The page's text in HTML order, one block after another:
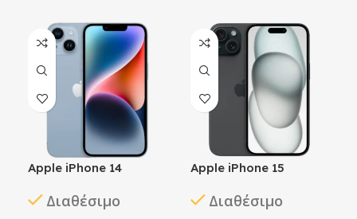
Apple iPhone 14
Διαθέσιμο
Apple iPhone 15
Διαθέσιμο